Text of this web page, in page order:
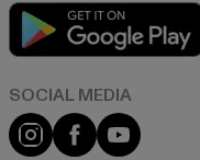
Instagram
FacebookYouTube